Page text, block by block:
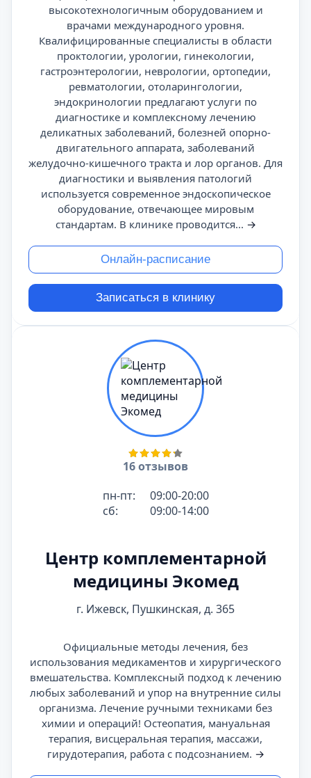
высокотехнологичным оборудованием и
врачами международного уровня.
Квалифицированные специалисты в области
проктологии, урологии, гинекологии,
гастроэнтерологии, неврологии, ортопедии,
ревматологии, отоларингологии,
эндокринологии предлагают услуги по
диагностике и комплексному лечению
деликатных заболеваний, болезней опорно-
двигательного аппарата, заболеваний
желудочно-кишечного тракта и лор органов. Для
диагностики и выявления патологий
используется современное эндоскопическое
оборудование, отвечающее мировым
стандартам. В клинике проводится... →
Онлайн-расписание
Записаться в клинику
16 отзывов
пн-пт:
09:00-20:00
сб:
09:00-14:00
Центр комплементарной
медицины Экомед
г. Ижевск, Пушкинская, д. 365
Официальные методы лечения, без
использования медикаментов и хирургического
вмешательства. Комплексный подход к лечению
любых заболеваний и упор на внутренние силы
организма. Лечение ручными техниками без
химии и операций! Остеопатия, мануальная
терапия, висцеральная терапия, массажи,
гирудотерапия, работа с подсознанием. →